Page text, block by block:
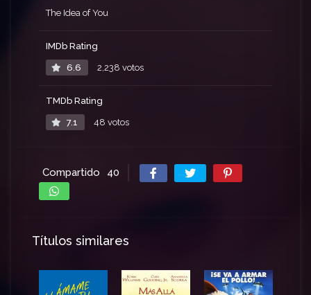
The Idea of You
IMDb Rating
6.6 2,238 votos
TMDb Rating
7.1 48 votos
Compartido 40
Títulos similares